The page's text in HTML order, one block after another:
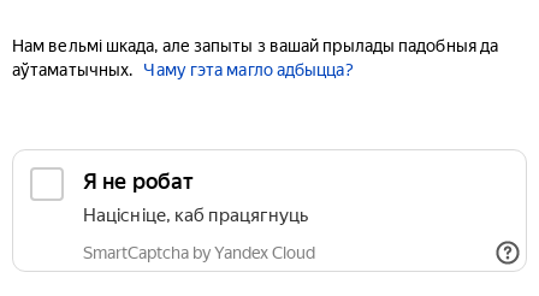
Нам вельмі шкада, але запыты з вашай прылады падобныя да
аўтаматычных.
Чаму гэта магло адбыцца?
Я не робат
Націсніце, каб працягнуць
SmartCaptcha by Yandex Cloud